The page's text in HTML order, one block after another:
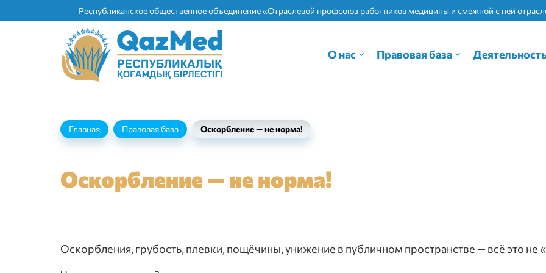
Республиканское общественное объединение «Отраслевой профсоюз работников медицины и смежной с ней
О нас Правовая база
Главная Правовая база Оскорбление — не норма!
Оскорбление — не норма!
Оскорбления, грубость, плевки, пощёчины, унижение в публичном пространстве — всё это